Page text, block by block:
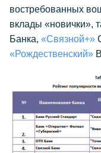
востребованных
вклады «новички»,
Банка, «Связной+»
«Рождественский»